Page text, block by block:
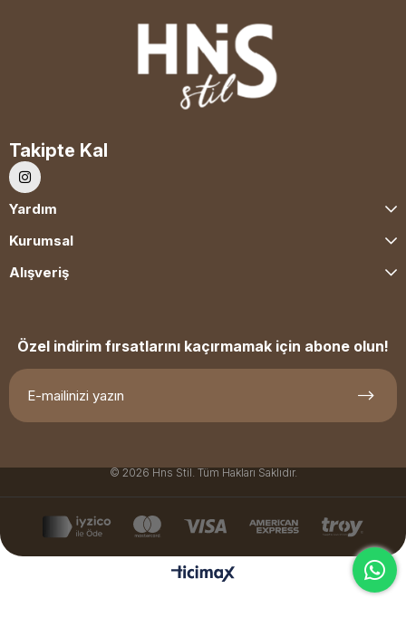
Takipte Kal
Yardım
Kurumsal
Alışveriş
Özel indirim fırsatlarını kaçırmamak için abone olun!
© 2026 Hns Stil. Tüm Hakları Saklıdır.